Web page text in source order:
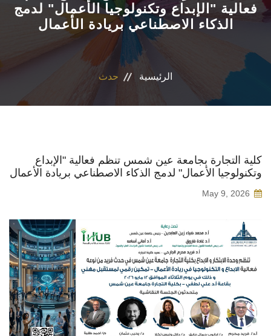
الأقسام العلمية
الاستدامة
فعالية "الإبداع وتكنولوجيا الأعمال" لدمج
الذكاء الاصطناعي بريادة الأعمال
الرئيسية حدث
كلية التجارة بجامعة عين شمس تنظم فعالية "الإبداع
وتكنولوجيا الأعمال" لدمج الذكاء الاصطناعي بريادة الأعمال
May 9, 2026